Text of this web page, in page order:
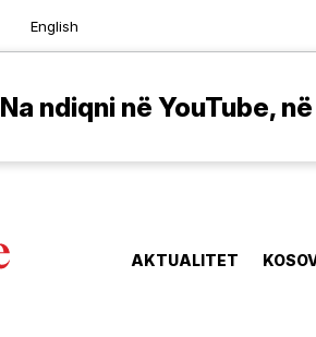
English
Na ndiqni në YouTube,
AKTUALITET